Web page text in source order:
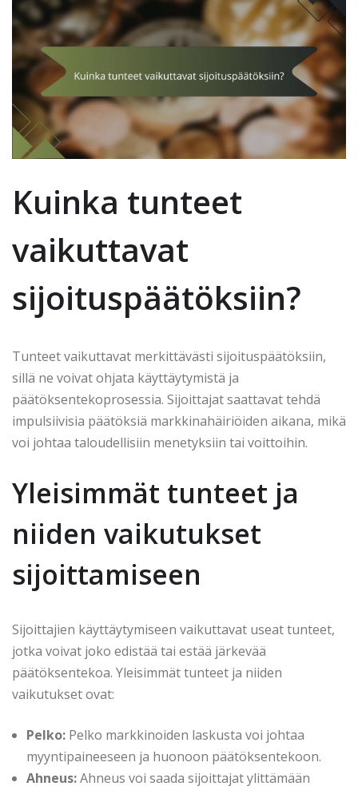
Kuinka tunteet
vaikuttavat
sijoituspäätöksiin?
Tunteet vaikuttavat merkittävästi sijoituspäätöksiin,
sillä ne voivat ohjata käyttäytymistä ja
päätöksentekoprosessia. Sijoittajat saattavat tehdä
impulsiivisia päätöksiä markkinahäiriöiden aikana, mikä
voi johtaa taloudellisiin menetyksiin tai voittoihin.
Yleisimmät tunteet ja
niiden vaikutukset
sijoittamiseen
Sijoittajien käyttäytymiseen vaikuttavat useat tunteet,
jotka voivat joko edistää tai estää järkevää
päätöksentekoa. Yleisimmät tunteet ja niiden
vaikutukset ovat:
Pelko: Pelko markkinoiden laskusta voi johtaa
myyntipaineeseen ja huonoon päätöksentekoon.
Ahneus:Ahneus voi saada sijoittajat ylittämään